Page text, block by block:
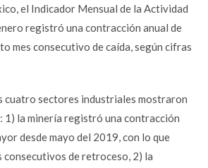
el Indicador Mensual de la Actividad
registró una contracción anual de
mes consecutivo de caída, según cifras
cuatro sectores industriales mostraron
1) la minería registró una contracción
desde mayo del 2019, con lo que
consecutivos de retroceso, 2) la